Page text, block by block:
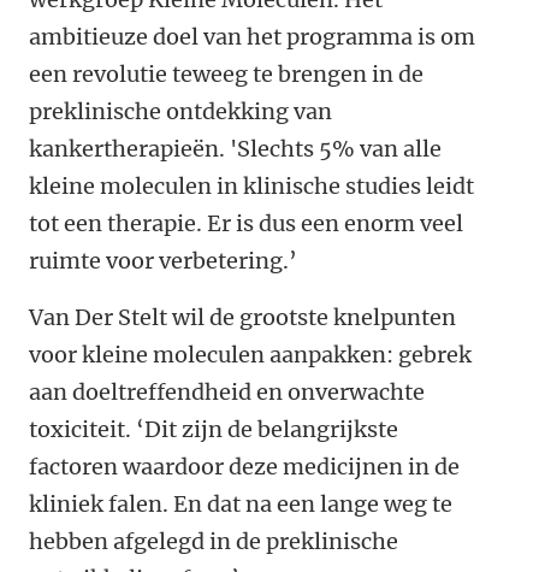
ambitieuze doel van het programma is om
een revolutie teweeg te brengen in de
preklinische ontdekking van
kankertherapieën. 'Slechts 5% van alle
kleine moleculen in klinische studies leidt
tot een therapie. Er is dus een enorm veel
ruimte voor verbetering.’
Van Der Stelt wil de grootste knelpunten
voor kleine moleculen aanpakken: gebrek
aan doeltreffendheid en onverwachte
toxiciteit. ‘Dit zijn de belangrijkste
factoren waardoor deze medicijnen in de
kliniek falen. En dat na een lange weg te
hebben afgelegd in de preklinische